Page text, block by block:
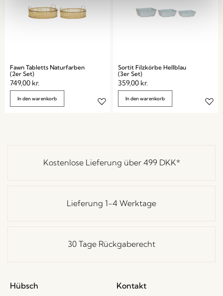
Fawn Tabletts Naturfarben
(2er Set)
749,00 kr.
In den warenkorb
Sortit Filzkörbe Hellblau
(3er Set)
359,00 kr.
In den warenkorb
Kostenlose Lieferung über 499 DKK*
Lieferung 1-4 Werktage
30 Tage Rückgaberecht
Hübsch
Kontakt